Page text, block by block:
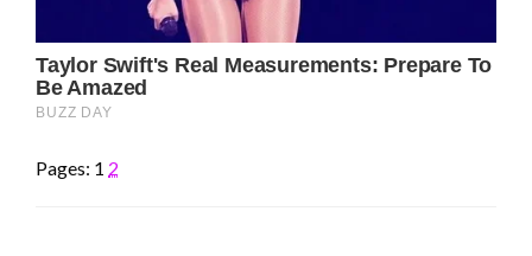
Pages: 1 2